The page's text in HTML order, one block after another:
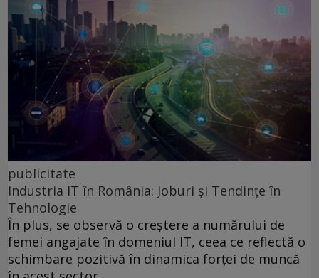
publicitate
Industria IT în România: Joburi și Tendințe în
Tehnologie
În plus, se observă o creștere a numărului de
femei angajate în domeniul IT, ceea ce reflectă o
schimbare pozitivă în dinamica forței de muncă